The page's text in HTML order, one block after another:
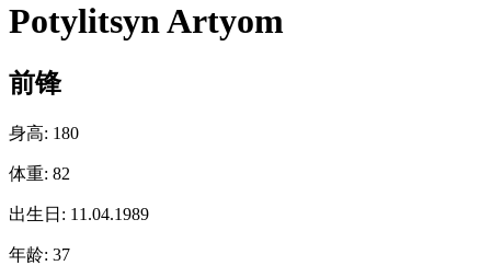
Potylitsyn Artyom
前锋
身高: 180
体重: 82
出生日: 11.04.1989
年龄: 37